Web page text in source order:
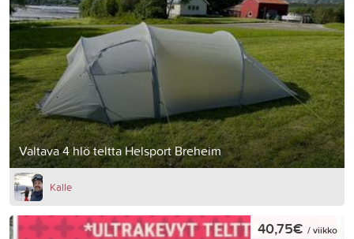
Valtava 4 hlö teltta Helsport Breheim
Kalle
40,75€ / viikko